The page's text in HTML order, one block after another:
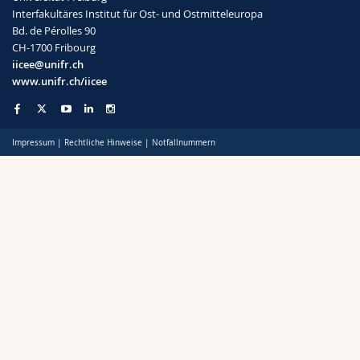
Math.-Nat. und Med. Fak.
Interfakultär
Mitarbeitende
Doktorierende
Webmail
Vorlesungsverzeichnis
Interfakultäres Institut für Ost- und Ostmitteleuropa
Bd. de Pérolles 90
CH-1700 Fribourg
iicee@unifr.ch
www.unifr.ch/iicee
Impressum | Rechtliche Hinweise | Notfallnummern